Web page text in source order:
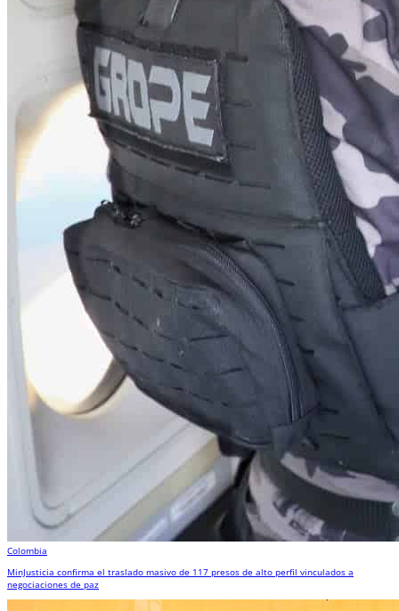
Colombia
MinJusticia confirma el traslado masivo de 117 presos de alto perfil vinculados a
negociaciones de paz